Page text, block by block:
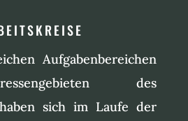
Aufgabenbereichen
des
sich im Laufe der